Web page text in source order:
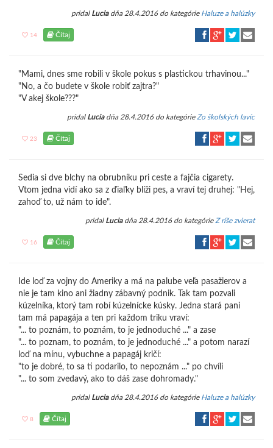
pridal Luciadňa 28.4.2016 do kategórie Haluze a halúzky
14 Čítaj
"Mami, dnes sme robili v škole pokus s plastickou trhavinou..."
"No, a čo budete v škole robiť zajtra?"
"V akej škole???"
pridal Luciadňa 28.4.2016 do kategórie Zo školských lavíc
23 Čítaj
Sedia si dve blchy na obrubníku pri ceste a fajčia cigarety.
Vtom jedna vidí ako sa z ďiaľky blíži pes, a vraví tej druhej: "Hej,
zahoď to, už nám to ide".
pridal Luciadňa 28.4.2016 do kategórie Z ríše zvierat
16 Čítaj
Ide loď za vojny do Ameriky a má na palube veľa pasažierov a
nie je tam kino ani žiadny zábavný podnik. Tak tam pozvali
kúzelníka, ktorý tam robí kúzelnícke kúsky. Jedna stará pani
tam má papagája a ten pri každom triku vraví:
"... to poznám, to poznám, to je jednoduché ..." a zase
"... to poznam, to poznám, to je jednoduché ..." a potom narazí
loď na mínu, vybuchne a papagáj kričí:
"to je dobré, to sa ti podarilo, to nepoznám ..." po chvíli
"... to som zvedavý, ako to dáš zase dohromady."
pridal Luciadňa 28.4.2016 do kategórie Haluze a halúzky
8 Čítaj